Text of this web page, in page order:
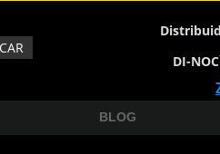
DI-NOC
BLOG